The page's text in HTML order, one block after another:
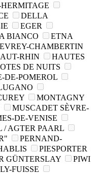
DELLA
EGER
BIANCO
ETNA
CHAMBERTIN
RHIN
HAUTES
DE NUITS
DE-POMEROL
MONTAGNY
MUSCADET SÈVRE-
DE-VENISE
/ AGTER PAARL
PERNAND-
PIESPORTER
GÜNTERSLAY
PIWI
FUISSE